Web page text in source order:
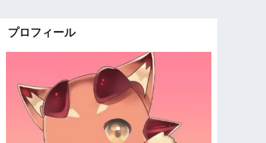
プロフィール